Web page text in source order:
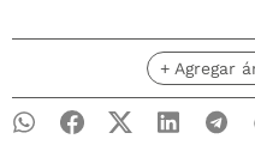
+ Agregar